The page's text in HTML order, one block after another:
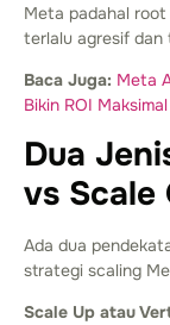
Meta padahal
terlalu agresif dan
Baca Juga: Meta
Bikin ROI Maksimal
Dua
vs Scale
Ada dua
strategi scaling
Scale Up atau